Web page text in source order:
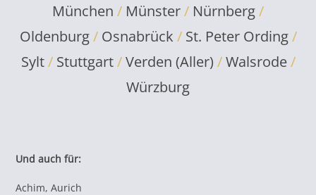
München / Münster/ Nürnberg/
Oldenburg / Osnabrück / St. Peter Ording /
Sylt / Stuttgart /Verden (Aller) /Walsrode /
Würzburg
Und auch für:
Achim, Aurich